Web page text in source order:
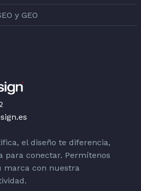
y GEO
el diseño te diferencia,
para conectar. Permítenos
marca con nuestra